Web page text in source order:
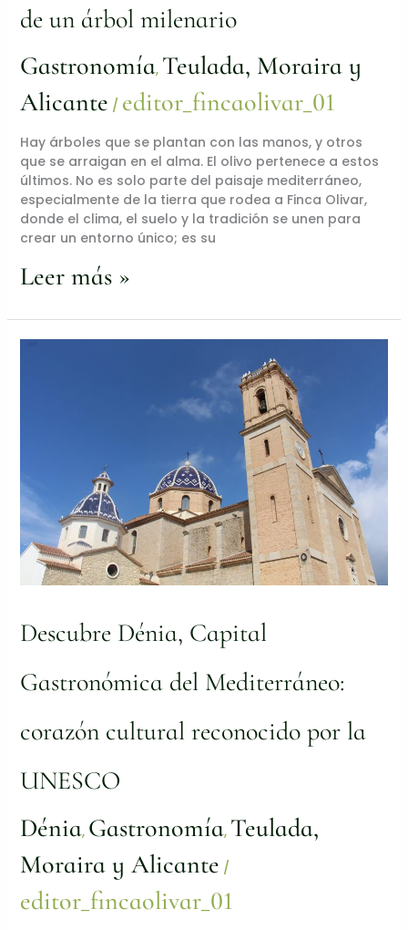
de un árbol milenario
Gastronomía, Teulada, Moraira y
Alicante / editor_fincaolivar_01
Hay árboles que se plantan con las manos, y otros
que se arraigan en el alma. El olivo pertenece a estos
últimos. No es solo parte del paisaje mediterráneo,
especialmente de la tierra que rodea a Finca Olivar,
donde el clima, el suelo y la tradición se unen para
crear un entorno único; es su
Leer más »
Descubre Dénia, Capital
Gastronómica del Mediterráneo:
corazón cultural reconocido por la
UNESCO
Dénia, Gastronomía, Teulada,
Moraira y Alicante /
editor_fincaolivar_01
Descubre
Gastronómica
cultural
reconocido
por
la
UNESCO